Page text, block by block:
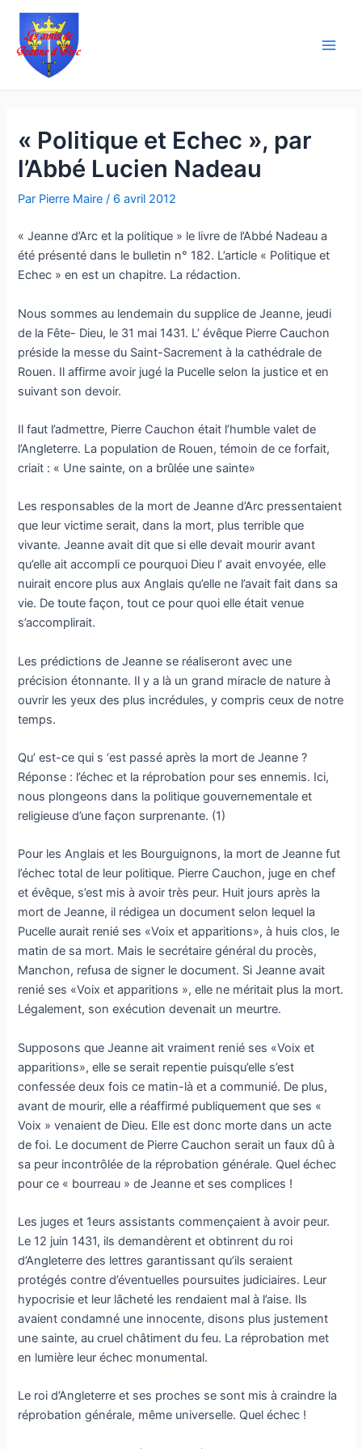
Aller
contenu
« Politique et Echec », par
l’Abbé Lucien Nadeau
Par Pierre Maire/ 6 avril 2012
« Jeanne d’Arc et la politique » le livre de l’Abbé Nadeau a
été présenté dans le bulletin n° 182. L’article « Politique et
Echec » en est un chapitre. La rédaction.
Nous sommes au lendemain du supplice de Jeanne, jeudi
de la Fête- Dieu, le 31 mai 1431. L’ évêque Pierre Cauchon
préside la messe du Saint-Sacrement à la cathédrale de
Rouen. Il affirme avoir jugé la Pucelle selon la justice et en
suivant son devoir.
Il faut l’admettre, Pierre Cauchon était l’humble valet de
l’Angleterre. La population de Rouen, témoin de ce forfait,
criait : « Une sainte, on a brûlée une sainte»
Les responsables de la mort de Jeanne d’Arc pressentaient
que leur victime serait, dans la mort, plus terrible que
vivante. Jeanne avait dit que si elle devait mourir avant
qu’elle ait accompli ce pourquoi Dieu l’ avait envoyée, elle
nuirait encore plus aux Anglais qu’elle ne l’avait fait dans sa
vie. De toute façon, tout ce pour quoi elle était venue
s’accomplirait.
Les prédictions de Jeanne se réaliseront avec une
précision étonnante. Il y a là un grand miracle de nature à
ouvrir les yeux des plus incrédules, y compris ceux de notre
temps.
Qu’ est-ce qui s ‘est passé après la mort de Jeanne ?
Réponse : l’échec et la réprobation pour ses ennemis. Ici,
nous plongeons dans la politique gouvernementale et
religieuse d’une façon surprenante. (1)
Pour les Anglais et les Bourguignons, la mort de Jeanne fut
l’échec total de leur politique. Pierre Cauchon, juge en chef
et évêque, s’est mis à avoir très peur. Huit jours après la
mort de Jeanne, il rédigea un document selon lequel la
Pucelle aurait renié ses «Voix et apparitions», à huis clos, le
matin de sa mort. Mais le secrétaire général du procès,
Manchon, refusa de signer le document. Si Jeanne avait
renié ses «Voix et apparitions », elle ne méritait plus la mort.
Légalement, son exécution devenait un meurtre.
Supposons que Jeanne ait vraiment renié ses «Voix et
apparitions», elle se serait repentie puisqu’elle s’est
confessée deux fois ce matin-là et a communié. De plus,
avant de mourir, elle a réaffirmé publiquement que ses «
Voix » venaient de Dieu. Elle est donc morte dans un acte
de foi. Le document de Pierre Cauchon serait un faux dû à
sa peur incontrôlée de la réprobation générale. Quel échec
pour ce « bourreau » de Jeanne et ses complices !
Les juges et 1eurs assistants commençaient à avoir peur.
Le 12 juin 1431, ils demandèrent et obtinrent du roi
d’Angleterre des lettres garantissant qu’ils seraient
protégés contre d’éventuelles poursuites judiciaires. Leur
hypocrisie et leur lâcheté les rendaient mal à l’aise. Ils
avaient condamné une innocente, disons plus justement
une sainte, au cruel châtiment du feu. La réprobation met
en lumière leur échec monumental.
Le roi d’Angleterre et ses proches se sont mis à craindre la
réprobation générale, même universelle. Quel échec !
Navigation
articles